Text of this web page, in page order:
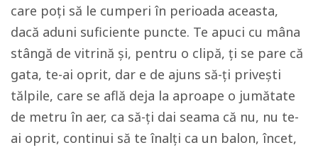
care poți să le cumperi în perioada aceasta,
dacă aduni suficiente puncte. Te apuci cu mâna
stângă de vitrină și, pentru o clipă, ți se pare că
gata, te-ai oprit, dar e de ajuns să-ți privești
tălpile, care se află deja la aproape o jumătate
de metru în aer, ca să-ți dai seama că nu, nu te-
ai oprit, continui să te înalți ca un balon, încet,